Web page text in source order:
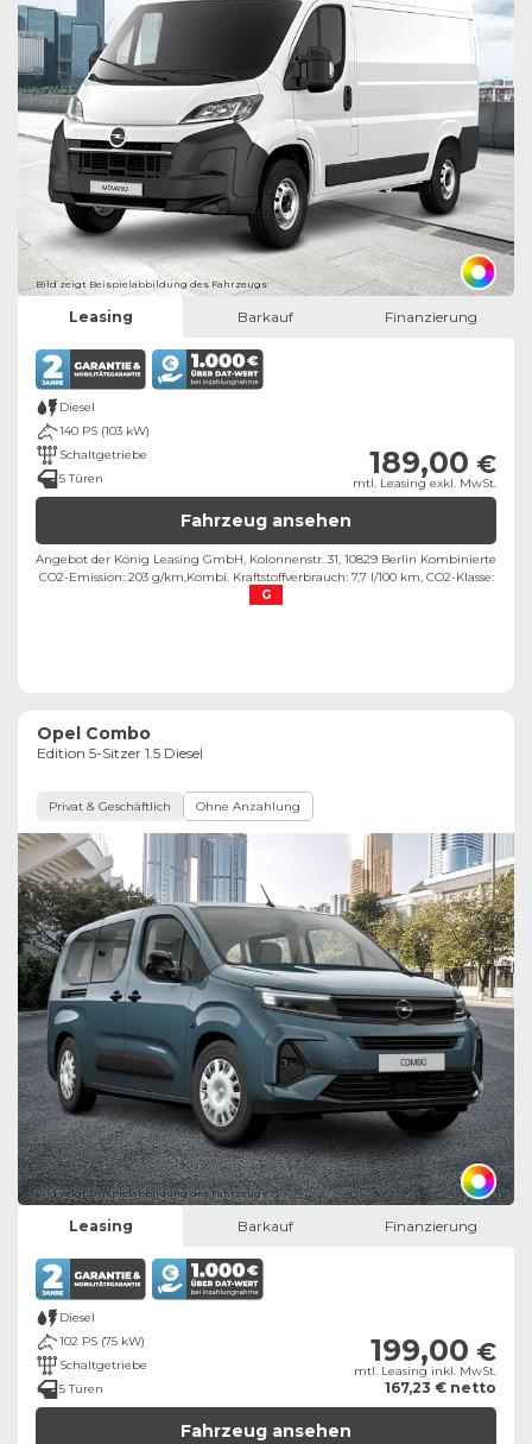
Bild zeigt Beispielabbildung des Fahrzeugs
Leasing Barkauf Finanzierung
Diesel
140 PS (103 kW)
Schaltgetriebe
5 Türen
189,00 €
mtl. Leasing exkl. MwSt.
Fahrzeug ansehen
Angebot der König Leasing GmbH, Kolonnenstr. 31, 10829 Berlin ​ Kombinierte
CO2-Emission: 203 g/km,Kombi. Kraftstoffverbrauch: 7,7 l/100 km, CO2-Klasse:
G
Opel Combo
Edition 5-Sitzer 1.5 Diesel
Privat & Geschäftlich Ohne Anzahlung
Bild zeigt Beispielabbildung des Fahrzeugs
Leasing Barkauf Finanzierung
Diesel
102 PS (75 kW)
Schaltgetriebe
5 Türen
199,00 €
mtl. Leasing inkl. MwSt.
167,23 € netto
Fahrzeug ansehen